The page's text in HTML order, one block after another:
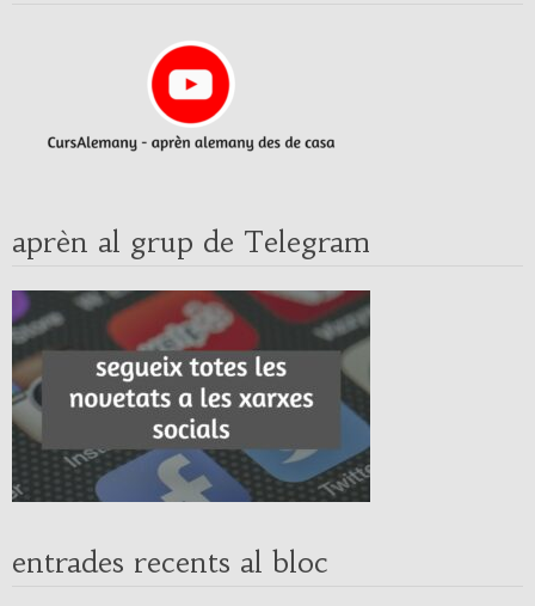
aprèn al grup de Telegram
entrades recents al bloc